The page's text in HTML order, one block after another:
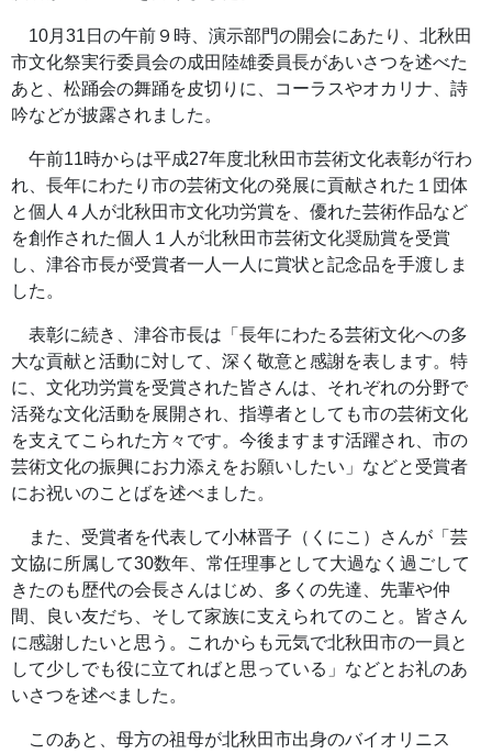
10月31日の午前９時、演示部門の開会にあたり、北秋田
市文化祭実行委員会の成田陸雄委員長があいさつを述べた
あと、松踊会の舞踊を皮切りに、コーラスやオカリナ、詩
吟などが披露されました。
午前11時からは平成27年度北秋田市芸術文化表彰が行わ
れ、長年にわたり市の芸術文化の発展に貢献された１団体
と個人４人が北秋田市文化功労賞を、優れた芸術作品など
を創作された個人１人が北秋田市芸術文化奨励賞を受賞
し、津谷市長が受賞者一人一人に賞状と記念品を手渡しま
した。
表彰に続き、津谷市長は「長年にわたる芸術文化への多
大な貢献と活動に対して、深く敬意と感謝を表します。特
に、文化功労賞を受賞された皆さんは、それぞれの分野で
活発な文化活動を展開され、指導者としても市の芸術文化
を支えてこられた方々です。今後ますます活躍され、市の
芸術文化の振興にお力添えをお願いしたい」などと受賞者
にお祝いのことばを述べました。
また、受賞者を代表して小林晋子（くにこ）さんが「芸
文協に所属して30数年、常任理事として大過なく過ごして
きたのも歴代の会長さんはじめ、多くの先達、先輩や仲
間、良い友だち、そして家族に支えられてのこと。皆さん
に感謝したいと思う。これからも元気で北秋田市の一員と
して少しでも役に立てればと思っている」などとお礼のあ
いさつを述べました。
このあと、母方の祖母が北秋田市出身のバイオリニス